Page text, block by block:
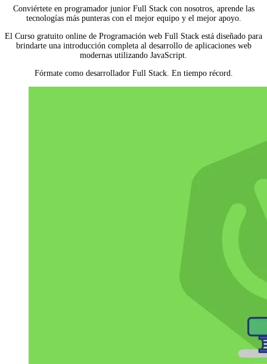
Conviértete en programador junior Full Stack con nosotros, aprende las
tecnologías más punteras con el mejor equipo y el mejor apoyo.
El Curso gratuito online de Programación web Full Stack está diseñado para
brindarte una introducción completa al desarrollo de aplicaciones web
modernas utilizando JavaScript.
Fórmate como desarrollador Full Stack. En tiempo récord.